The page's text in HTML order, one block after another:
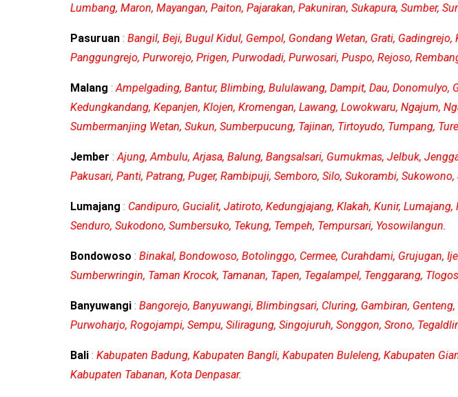
Lumbang, Maron, Mayangan, Paiton, Pajarakan, Pakuniran, Sukapura, Sumber,
Pasuruan : Bangil, Beji, Bugul Kidul, Gempol, Gondang Wetan, Grati,
Panggungrejo, Purworejo, Prigen, Purwodadi, Purwosari, Puspo, Rejoso,
Malang : Ampelgading, Bantur, Blimbing, Bululawang, Dampit, Dau,
Kedungkandang, Kepanjen, Klojen, Kromengan, Lawang, Lowokwaru, Ngajum,
Sumbermanjing Wetan, Sukun, Sumberpucung, Tajinan, Tirtoyudo, Tumpang,
Jember : Ajung, Ambulu, Arjasa, Balung, Bangsalsari, Gumukmas, Jelbuk,
Pakusari, Panti, Patrang, Puger, Rambipuji, Semboro, Silo, Sukorambi,
Lumajang : Candipuro, Gucialit, Jatiroto, Kedungjajang, Klakah, Kunir,
Senduro, Sukodono, Sumbersuko, Tekung, Tempeh, Tempursari, Yosowilangun.
Bondowoso : Binakal, Bondowoso, Botolinggo, Cermee, Curahdami, Grujugan,
Sumberwringin, Taman Krocok, Tamanan, Tapen, Tegalampel, Tenggarang,
Banyuwangi : Bangorejo, Banyuwangi, Blimbingsari, Cluring, Gambiran,
Purwoharjo, Rogojampi, Sempu, Siliragung, Singojuruh, Songgon, Srono,
Bali : Kabupaten Badung, Kabupaten Bangli, Kabupaten Buleleng, Kabupaten
Kabupaten Tabanan, Kota Denpasar.